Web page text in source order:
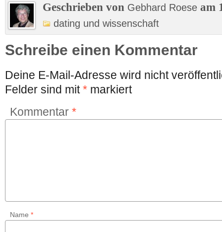
Geschrieben von Gebhard Roese am
dating und wissenschaft
Schreibe einen Kommentar
Deine E-Mail-Adresse wird nicht
Felder sind mit* markiert
Kommentar *
Name *